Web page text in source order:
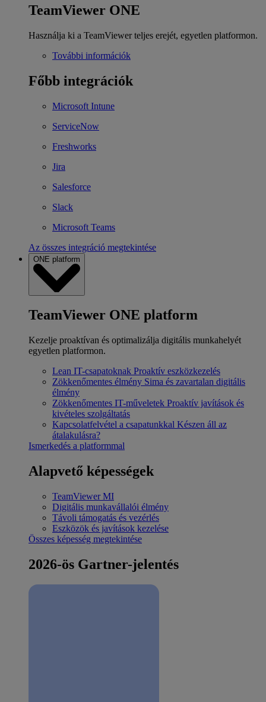
TeamViewer ONE
Használja ki a TeamViewer teljes erejét, egyetlen platformon.
További információk
Főbb integrációk
Microsoft Intune
ServiceNow
Freshworks
Jira
Salesforce
Slack
Microsoft Teams
Az összes integráció megtekintése
ONE platform
TeamViewer ONE platform
Kezelje proaktívan és optimalizálja digitális munkahelyét
egyetlen platformon.
Lean IT-csapatoknak Proaktív eszközkezelés
Zökkenőmentes élmény Sima és zavartalan digitális
élmény
Zökkenőmentes IT-műveletek Proaktív javítások és
kivételes szolgáltatás
Kapcsolatfelvétel a csapatunkkal Készen áll az
átalakulásra?
Ismerkedés a platformmal
Alapvető képességek
TeamViewer MI
Digitális munkavállalói élmény
Távoli támogatás és vezérlés
Eszközök és javítások kezelése
Összes képesség megtekintése
2026-ös Gartner-jelentés